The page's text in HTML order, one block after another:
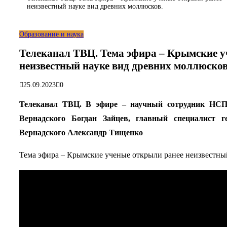
неизвестный науке вид древних моллюсков.
Образование и наука
Телеканал ТВЦ. Тема эфира – Крымские
неизвестный науке вид древних
25.09.2023 0
Телеканал ТВЦ. В эфире – научный сотрудник
Вернадского Богдан Зайцев, главный
Вернадского Александр Тищенко
Тема эфира – Крымские ученые открыли ранее